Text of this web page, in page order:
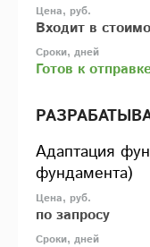
Входит в
Готов к
Адаптация
фундамента)
по запросу